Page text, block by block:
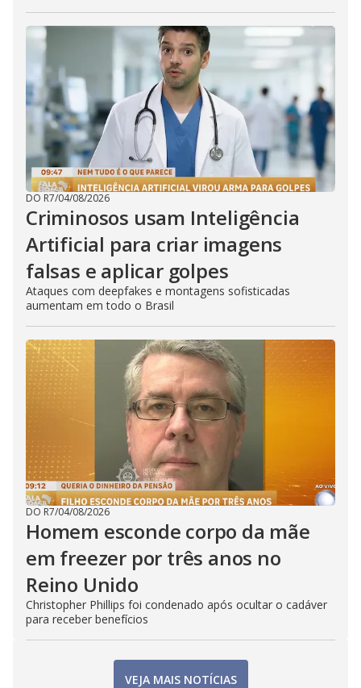
DO R7/04/08/2026
Criminosos usam Inteligência
Artificial para criar imagens
falsas e aplicar golpes
Ataques com deepfakes e montagens sofisticadas
aumentam em todo o Brasil
DO R7/04/08/2026
Homem esconde corpo da mãe
em freezer por três anos no
Reino Unido
Christopher Phillips foi condenado após ocultar o cadáver
para receber benefícios
VEJA MAIS NOTÍCIAS